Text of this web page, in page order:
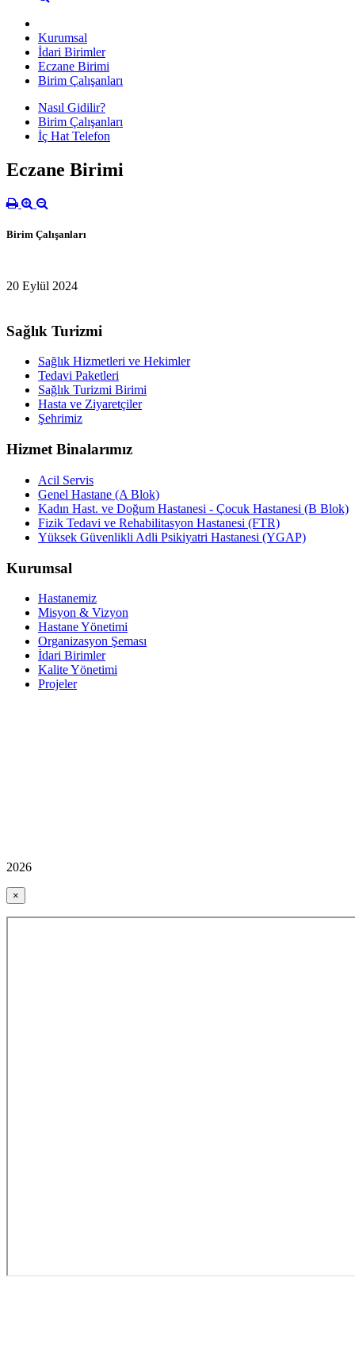
Kurumsal
İdari Birimler
Eczane Birimi
Birim Çalışanları
Nasıl Gidilir?
Birim Çalışanları
İç Hat Telefon
Eczane Birimi
Birim Çalışanları
20 Eylül 2024
Sağlık Turizmi
Sağlık Hizmetleri ve Hekimler
Tedavi Paketleri
Sağlık Turizmi Birimi
Hasta ve Ziyaretçiler
Şehrimiz
Hizmet Binalarımız
Acil Servis
Genel Hastane (A Blok)
Kadın Hast. ve Doğum Hastanesi - Çocuk Hastanesi (B Blok)
Fizik Tedavi ve Rehabilitasyon Hastanesi (FTR)
Yüksek Güvenlikli Adli Psikiyatri Hastanesi (YGAP)
Kurumsal
Hastanemiz
Misyon & Vizyon
Hastane Yönetimi
Organizasyon Şeması
İdari Birimler
Kalite Yönetimi
Projeler
2026
×